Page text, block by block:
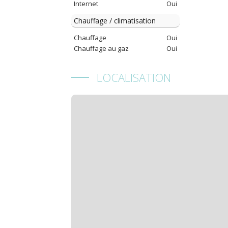
Internet Oui
Chauffage / climatisation
Chauffage
Oui
Chauffage au gaz
Oui
LOCALISATION